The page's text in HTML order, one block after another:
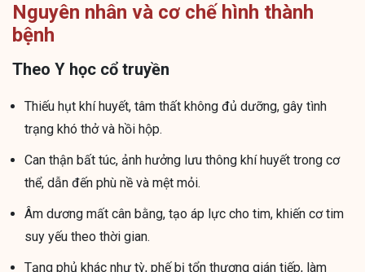
Nguyên nhân và cơ chế hình thành
bệnh
Theo Y học cổ truyền
Thiếu hụt khí huyết, tâm thất không đủ dưỡng, gây tình
trạng khó thở và hồi hộp.
Can thận bất túc, ảnh hưởng lưu thông khí huyết trong cơ
thể, dẫn đến phù nề và mệt mỏi.
Âm dương mất cân bằng, tạo áp lực cho tim, khiến cơ tim
suy yếu theo thời gian.
Tạng phủ khác như tỳ, phế bị tổn thương gián tiếp, làm